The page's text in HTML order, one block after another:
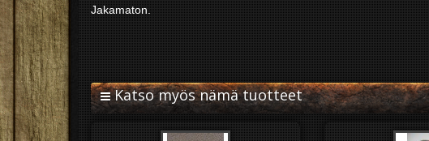
Jakamaton.
Katso myös nämä tuotteet